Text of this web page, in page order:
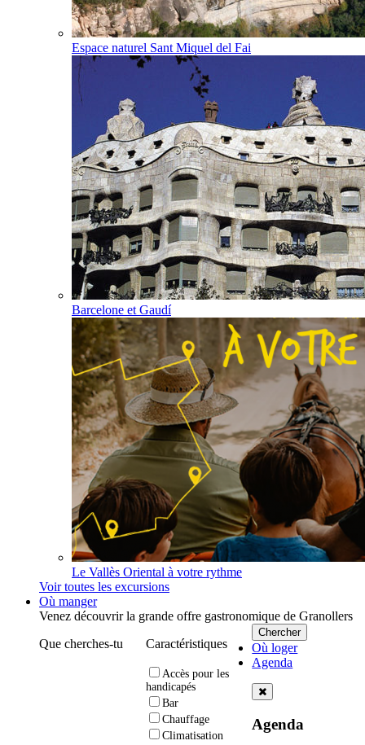
Espace naturel Sant Miquel del Fai
Barcelone et Gaudí
Le Vallès Oriental à votre rythme
Voir toutes les excursions
Où manger
Venez découvrir la grande offre gastronomique de Granollers
Que cherches-tu
Caractéristiques
Accès pour les
handicapés
Bar
Chauffage
Climatisation
Où loger
Agenda
Agenda